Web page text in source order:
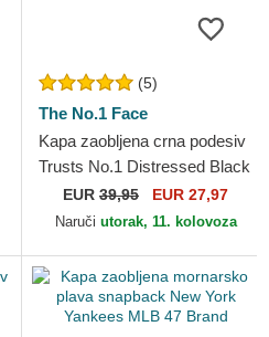
(5)
The No.1 Face
Kapa zaobljena crna podesiv
Trusts No.1 Distressed Black
Gold The No.1 Face
EUR 39,95 EUR 27,97
Naruči utorak, 11. kolovoza